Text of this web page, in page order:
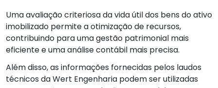
Uma avaliação criteriosa da vida útil dos bens do ativo
imobilizado permite a otimização de recursos,
contribuindo para uma gestão patrimonial mais
eficiente e uma análise contábil mais precisa.
Além disso, as informações fornecidas pelos laudos
técnicos da Wert Engenharia podem ser utilizadas